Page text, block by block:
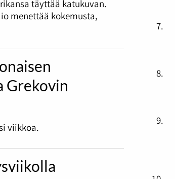
täyttää katukuvan.
menettää kokemusta,
Grekovin
viikkoa.